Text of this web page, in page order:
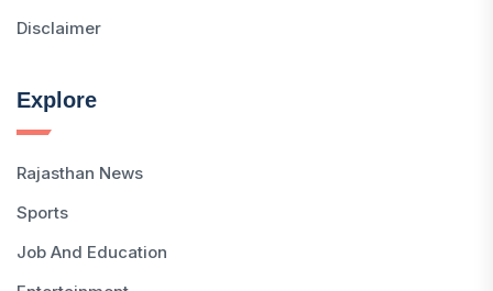
Disclaimer
Explore
Rajasthan News
Sports
Job And Education